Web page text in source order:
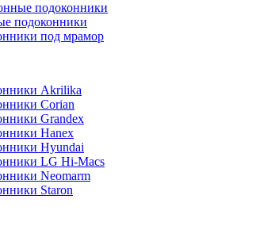
подоконники
подоконники
под мрамор
Akrilika
Corian
Grandex
Hanex
Hyundai
LG Hi-Macs
Neomarm
Staron